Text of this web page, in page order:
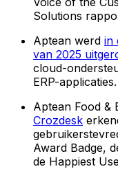
Solutions
Aptean werd in
van 2025
cloud-
ERP-applicaties.
Aptean Food &
Crozdesk
Award Badge,
de Happiest